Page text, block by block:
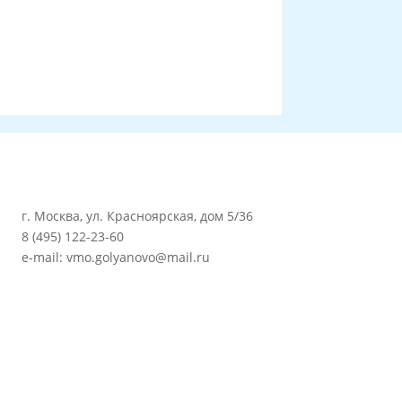
г. Москва, ул. Красноярская, дом 5/36
8 (495) 122-23-60
e-mail: vmo.golyanovo@mail.ru